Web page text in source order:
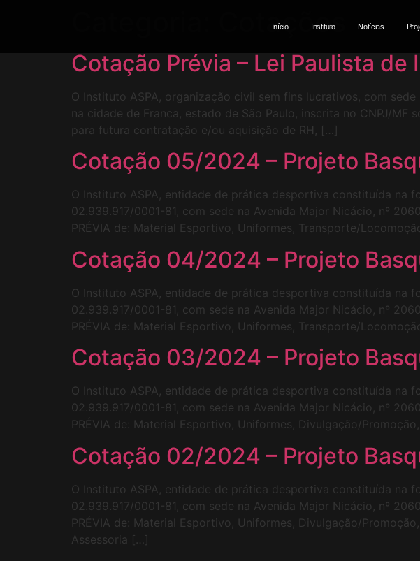
Início Instituto Notícias
Cotações
Cotação Prévia – Lei Paulista
O Instituto ASPA, organização civil sem fins lucrativos, com
na cidade de Franca, estado de São Paulo, inscrita no CNPJ/
para futura contratação e/ou aquisição de RH, […]
Cotação 05/2024 – Projeto
O Instituto ASPA, entidade de prática desportiva constituída na
02.939.917/0001-81, com sede na Avenida Major Nicácio, nº
PRÉVIA de: Material Esportivo, Uniformes, Transporte/
Cotação 04/2024 – Projeto
O Instituto ASPA, entidade de prática desportiva constituída na
02.939.917/0001-81, com sede na Avenida Major Nicácio, nº
PRÉVIA de: Material Esportivo, Uniformes, Transporte/
Cotação 03/2024 – Projeto
O Instituto ASPA, entidade de prática desportiva constituída na
02.939.917/0001-81, com sede na Avenida Major Nicácio, nº
PRÉVIA de: Material Esportivo, Uniformes, Divulgação/
Cotação 02/2024 – Projeto
O Instituto ASPA, entidade de prática desportiva constituída na
02.939.917/0001-81, com sede na Avenida Major Nicácio, nº
PRÉVIA de: Material Esportivo, Uniformes, Divulgação/
Assessoria […]